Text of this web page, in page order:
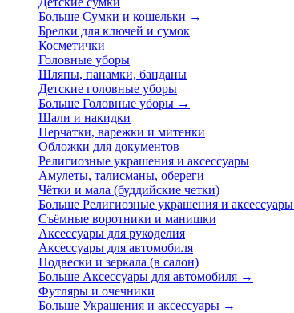
Больше Сумки и кошельки →
Брелки для ключей и сумок
Косметички
Головные уборы
Шляпы, панамки, банданы
Детские головные уборы
Больше Головные уборы →
Шали и накидки
Перчатки, варежки и митенки
Обложки для документов
Религиозные украшения и аксессуары
Амулеты, талисманы, обереги
Чётки и мала (буддийские четки)
Больше Религиозные украшения и аксессуары
Съёмные воротники и манишки
Аксессуары для рукоделия
Аксессуары для автомобиля
Подвески и зеркала (в салон)
Больше Аксессуары для автомобиля →
Футляры и очечники
Больше Украшения и аксессуары →